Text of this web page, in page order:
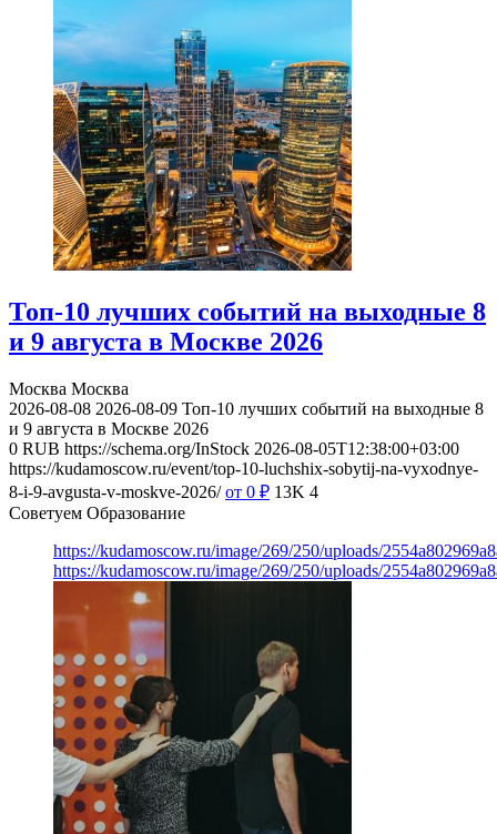
Топ-10 лучших событий на выходные 8
и 9 августа в Москве 2026
Москва Москва
2026-08-08 2026-08-09 Топ-10 лучших событий на выходные 8
и 9 августа в Москве 2026
0 RUB https://schema.org/InStock 2026-08-05T12:38:00+03:00
https://kudamoscow.ru/event/top-10-luchshix-sobytij-na-vyxodnye-
8-i-9-avgusta-v-moskve-2026/ от 0 ₽ 13K 4
Советуем Образование
https://kudamoscow.ru/image/269/250/uploads/
https://kudamoscow.ru/image/269/250/uploads/